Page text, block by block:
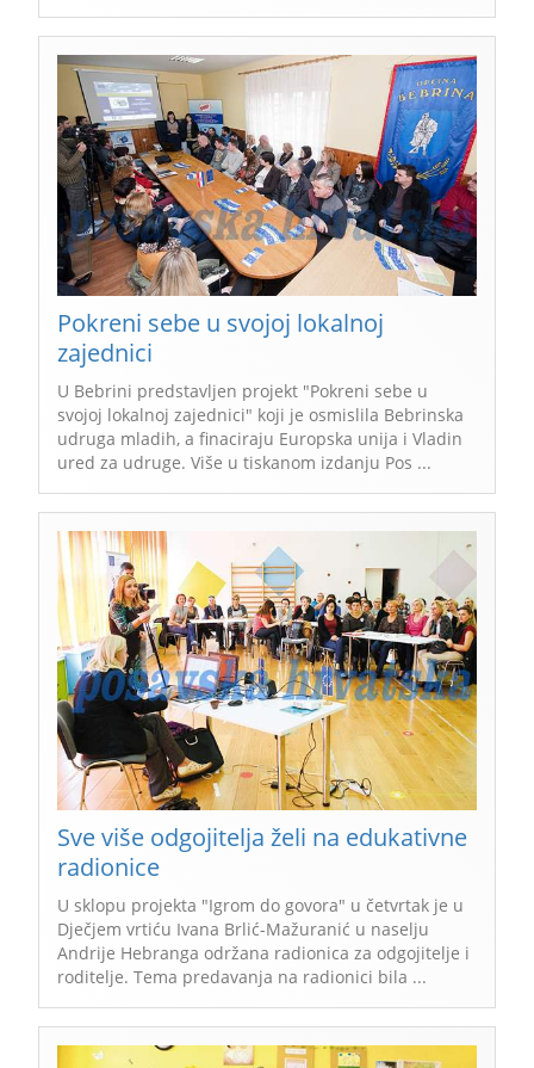
Pokreni sebe u svojoj lokalnoj
zajednici
U Bebrini predstavljen projekt "Pokreni sebe u
svojoj lokalnoj zajednici" koji je osmislila Bebrinska
udruga mladih, a finaciraju Europska unija i Vladin
ured za udruge. Više u tiskanom izdanju Pos ...
Sve više odgojitelja želi na edukativne
radionice
U sklopu projekta "Igrom do govora" u četvrtak je u
Dječjem vrtiću Ivana Brlić-Mažuranić u naselju
Andrije Hebranga održana radionica za odgojitelje i
roditelje. Tema predavanja na radionici bila ...